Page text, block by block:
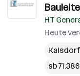
HT
Heute
Kalsdorf
ab